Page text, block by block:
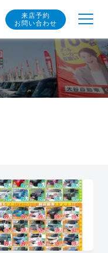
来店予約
お問い合わせ